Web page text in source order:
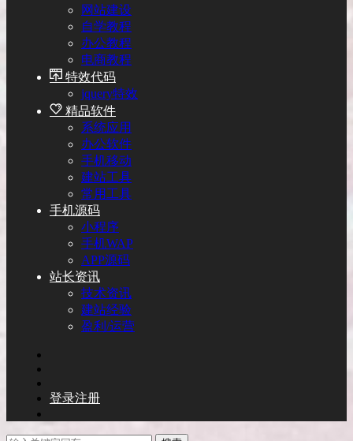
网站建设
自学教程
办公教程
电商教程
特效代码
jquery特效
精品软件
系统应用
办公软件
手机移动
建站工具
常用工具
手机源码
小程序
手机WAP
APP源码
站长资讯
技术资讯
建站经验
盈利/运营
登录注册